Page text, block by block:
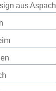
aus Aspach